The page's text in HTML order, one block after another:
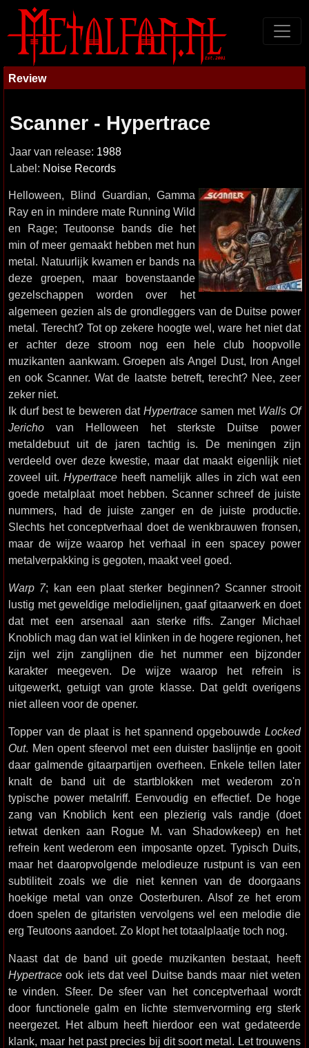
Review
Scanner - Hypertrace
Jaar van release: 1988
Label: Noise Records
Helloween, Blind Guardian, Gamma
Ray en in mindere mate Running Wild
en Rage; Teutoonse bands die het
min of meer gemaakt hebben met hun
metal. Natuurlijk kwamen er bands na
deze groepen, maar bovenstaande
gezelschappen worden over het
algemeen gezien als de grondleggers van de Duitse power
metal. Terecht? Tot op zekere hoogte wel, ware het niet dat
er achter deze stroom nog een hele club hoopvolle
muzikanten aankwam. Groepen als Angel Dust, Iron Angel
en ook Scanner. Wat de laatste betreft, terecht? Nee, zeer
zeker niet.
Ik durf best te beweren dat Hypertrace samen met Walls Of
Jericho van Helloween het sterkste Duitse power
metaldebuut uit de jaren tachtig is. De meningen zijn
verdeeld over deze kwestie, maar dat maakt eigenlijk niet
zoveel uit.Hypertrace heeft namelijk alles in zich wat een
goede metalplaat moet hebben. Scanner schreef de juiste
nummers, had de juiste zanger en de juiste productie.
Slechts het conceptverhaal doet de wenkbrauwen fronsen,
maar de wijze waarop het verhaal in een spacey power
metalverpakking is gegoten, maakt veel goed.
Warp 7; kan een plaat sterker beginnen? Scanner strooit
lustig met geweldige melodielijnen, gaaf gitaarwerk en doet
dat met een arsenaal aan sterke riffs. Zanger Michael
Knoblich mag dan wat iel klinken in de hogere regionen, het
zijn wel zijn zanglijnen die het nummer een bijzonder
karakter meegeven. De wijze waarop het refrein is
uitgewerkt, getuigt van grote klasse. Dat geldt overigens
niet alleen voor de opener.
Topper van de plaat is het spannend opgebouwde Locked
Out. Men opent sfeervol met een duister baslijntje en gooit
daar galmende gitaarpartijen overheen. Enkele tellen later
knalt de band uit de startblokken met wederom zo'n
typische power metalriff. Eenvoudig en effectief. De hoge
zang van Knoblich kent een plezierig vals randje (doet
ietwat denken aan Rogue M. van Shadowkeep) en het
refrein kent wederom een imposante opzet. Typisch Duits,
maar het daaropvolgende melodieuze rustpunt is van een
subtiliteit zoals we die niet kennen van de doorgaans
hoekige metal van onze Oosterburen. Alsof ze het erom
doen spelen de gitaristen vervolgens wel een melodie die
erg Teutoons aandoet. Zo klopt het totaalplaatje toch nog.
Naast dat de band uit goede muzikanten bestaat, heeft
Hypertrace ook iets dat veel Duitse bands maar niet weten
te vinden. Sfeer. De sfeer van het conceptverhaal wordt
door functionele galm en lichte stemvervorming erg sterk
neergezet. Het album heeft hierdoor een wat gedateerde
klank, maar het past precies bij dit soort metal. Let trouwens